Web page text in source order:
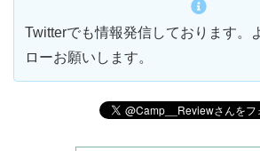
Twitterでも情報発信しております。
ローお願いします。